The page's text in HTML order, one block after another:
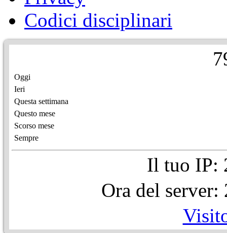
Codici disciplinari
7
Oggi
Ieri
Questa settimana
Questo mese
Scorso mese
Sempre
Il tuo IP:
Ora del